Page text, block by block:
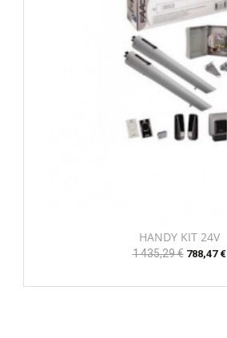
HANDY KIT 24V
Prix
1 435,29 € Prix
788,47 €